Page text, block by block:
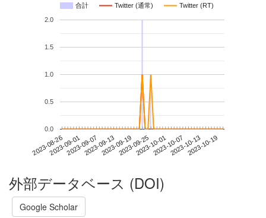
合計 Twitter (通常) Twitter (RT)
2023-08-262023-09-012023-09-072023-09-132023-09-192023-09-252023-10-012023-10-072023-10-132023-10-19
0.0
0.5
1.0
1.5
2.0
外部データベース (DOI)
Google Scholar